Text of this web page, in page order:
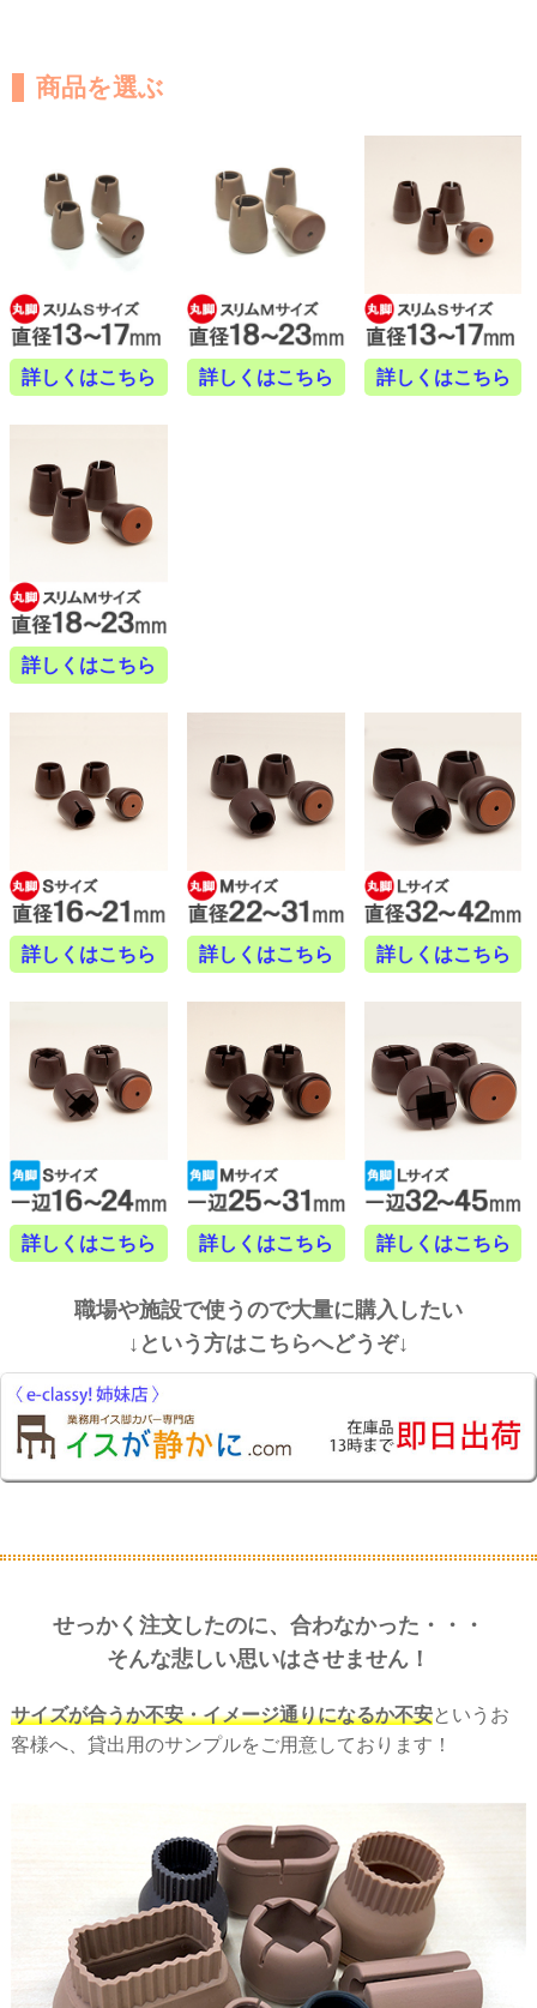
商品を選ぶ
詳しくはこちら 詳しくはこちら 詳しくはこちら
詳しくはこちら
詳しくはこちら 詳しくはこちら 詳しくはこちら
詳しくはこちら 詳しくはこちら 詳しくはこちら
職場や施設で使うので大量に購入したい
↓という方はこちらへどうぞ↓
せっかく注文したのに、合わなかった・・・
そんな悲しい思いはさせません！
サイズが合うか不安・イメージ通りになるか不安というお
客様へ、貸出用のサンプルをご用意しております！